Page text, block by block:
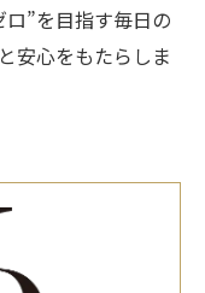
”を目指す毎日の
安心をもたらしま